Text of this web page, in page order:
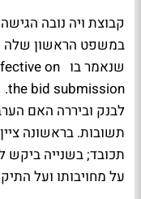
קבוצת ויה נובה
שנאמר בו on
the bid submission
.
לבנק וביררה האם
תשובות. בראשונה
תכובד; בשנייה
על מחויבותו ועל